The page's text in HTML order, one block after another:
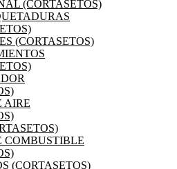
(CORTASETOS)
(CORTASETOS)
AIRE
COMBUSTIBLE
(CORTASETOS)